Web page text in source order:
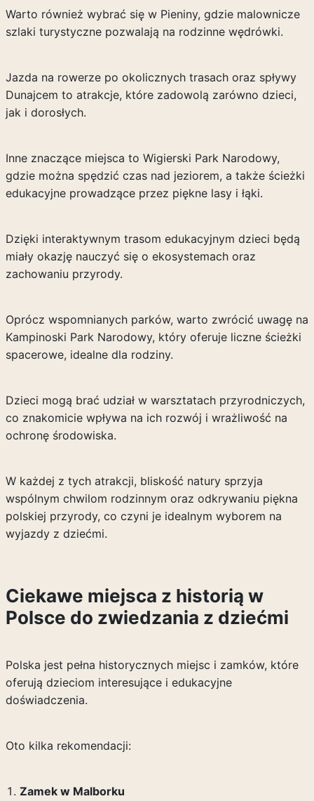
Warto również wybrać się w Pieniny, gdzie malownicze
szlaki turystyczne pozwalają na rodzinne wędrówki.
Jazda na rowerze po okolicznych trasach oraz spływy
Dunajcem to atrakcje, które zadowolą zarówno dzieci,
jak i dorosłych.
Inne znaczące miejsca to Wigierski Park Narodowy,
gdzie można spędzić czas nad jeziorem, a także ścieżki
edukacyjne prowadzące przez piękne lasy i łąki.
Dzięki interaktywnym trasom edukacyjnym dzieci będą
miały okazję nauczyć się o ekosystemach oraz
zachowaniu przyrody.
Oprócz wspomnianych parków, warto zwrócić uwagę na
Kampinoski Park Narodowy, który oferuje liczne ścieżki
spacerowe, idealne dla rodziny.
Dzieci mogą brać udział w warsztatach przyrodniczych,
co znakomicie wpływa na ich rozwój i wrażliwość na
ochronę środowiska.
W każdej z tych atrakcji, bliskość natury sprzyja
wspólnym chwilom rodzinnym oraz odkrywaniu piękna
polskiej przyrody, co czyni je idealnym wyborem na
wyjazdy z dziećmi.
Ciekawe miejsca z historią w
Polsce do zwiedzania z dziećmi
Polska jest pełna historycznych miejsc i zamków, które
oferują dzieciom interesujące i edukacyjne
doświadczenia.
Oto kilka rekomendacji:
Zamek w Malborku